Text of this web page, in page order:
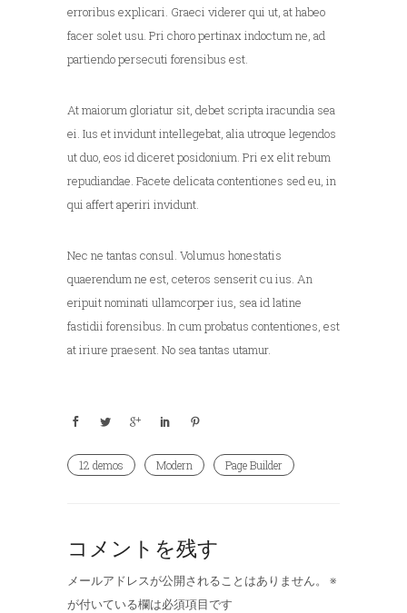
erroribus explicari. Graeci viderer qui ut, at habeo
facer solet usu. Pri choro pertinax indoctum ne, ad
partiendo persecuti forensibus est.
At maiorum gloriatur sit, debet scripta iracundia sea
ei. Ius et invidunt intellegebat, alia utroque legendos
ut duo, eos id diceret posidonium. Pri ex elit rebum
repudiandae. Facete delicata contentiones sed eu, in
qui affert aperiri invidunt.
Nec ne tantas consul. Volumus honestatis
quaerendum ne est, ceteros senserit cu ius. An
eripuit nominati ullamcorper ius, sea id latine
fastidii forensibus. In cum probatus contentiones, est
at iriure praesent. No sea tantas utamur.
12 demos Modern Page Builder
コメントを残す
メールアドレスが公開されることはありません。
※
が付いている欄は必須項目です